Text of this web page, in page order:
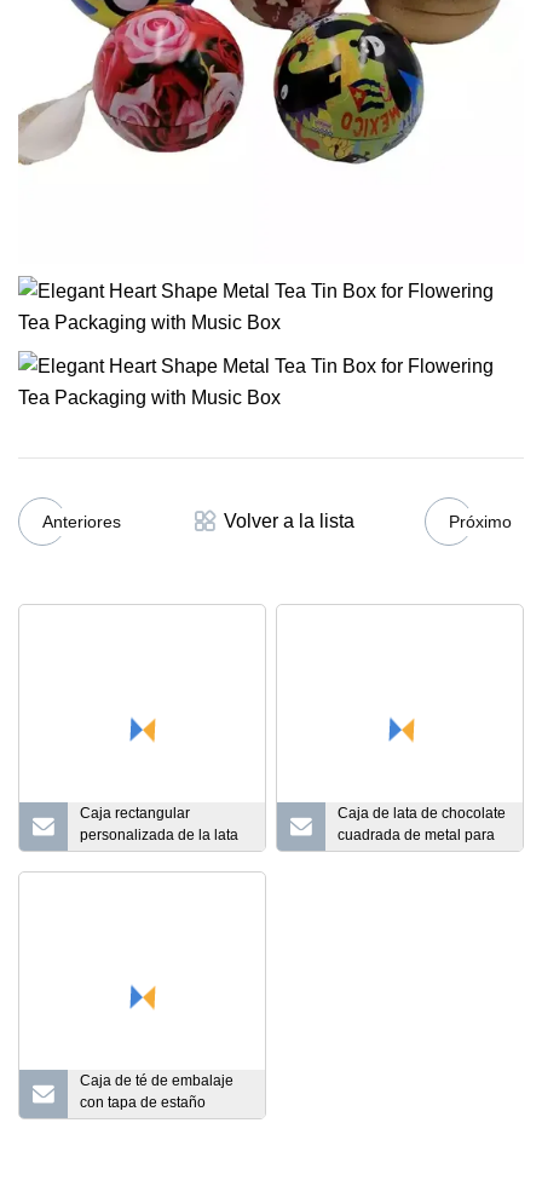
Anteriores Volver a la lista Próximo
Caja rectangular
personalizada de la lata
del chocolate del regalo
Caja de lata de chocolate
cuadrada de metal para
acondicionamiento de
Caja de té de embalaje
con tapa de estaño
personalizada